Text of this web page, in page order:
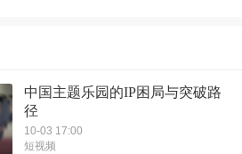
中国主题乐园的IP困局与突破路
径
10-03 17:00
短视频